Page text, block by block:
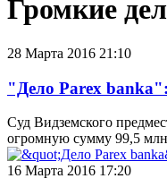
Громкие
28 Марта 2016 21:10
"Дело Parex
Суд Видземского
огромную сумму 99,5
16 Марта 2016 17:20